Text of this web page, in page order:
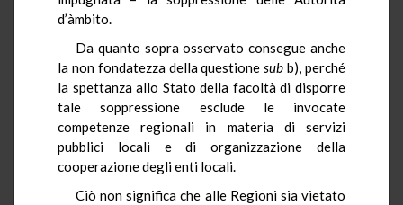
d’àmbito.
Da quanto sopra osservato consegue anche
la non fondatezza della questionesubb), perché
la spettanza allo Stato della facoltà di disporre
tale soppressione esclude le invocate
competenze regionali in materia di servizi
pubblici locali e di organizzazione della
cooperazione degli enti locali.
Ciò non significa che alle Regioni sia vietato